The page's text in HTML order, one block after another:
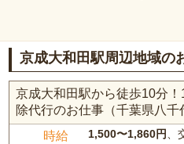
京成大和田駅周辺地域の
京成大和田駅から徒歩10分
除代行のお仕事（千葉県八千
時給 1,500〜1,860円、